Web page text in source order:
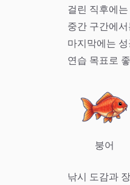
걸린 직후에
중간 구간에
마지막에는
연습 목표로
붕어
낚시 도감과